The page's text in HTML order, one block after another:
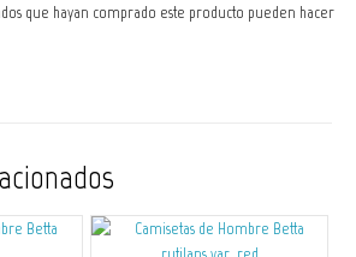
que hayan comprado este producto pueden hacer